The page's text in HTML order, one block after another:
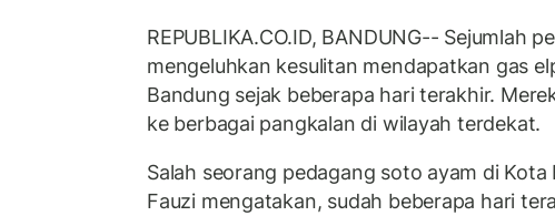
REPUBLIKA.CO.ID, BANDUNG-- Sejumlah
mengeluhkan kesulitan mendapatkan gas
Bandung sejak beberapa hari terakhir.
ke berbagai pangkalan di wilayah terdekat.
Salah seorang pedagang soto ayam di Kota
Fauzi mengatakan, sudah beberapa hari